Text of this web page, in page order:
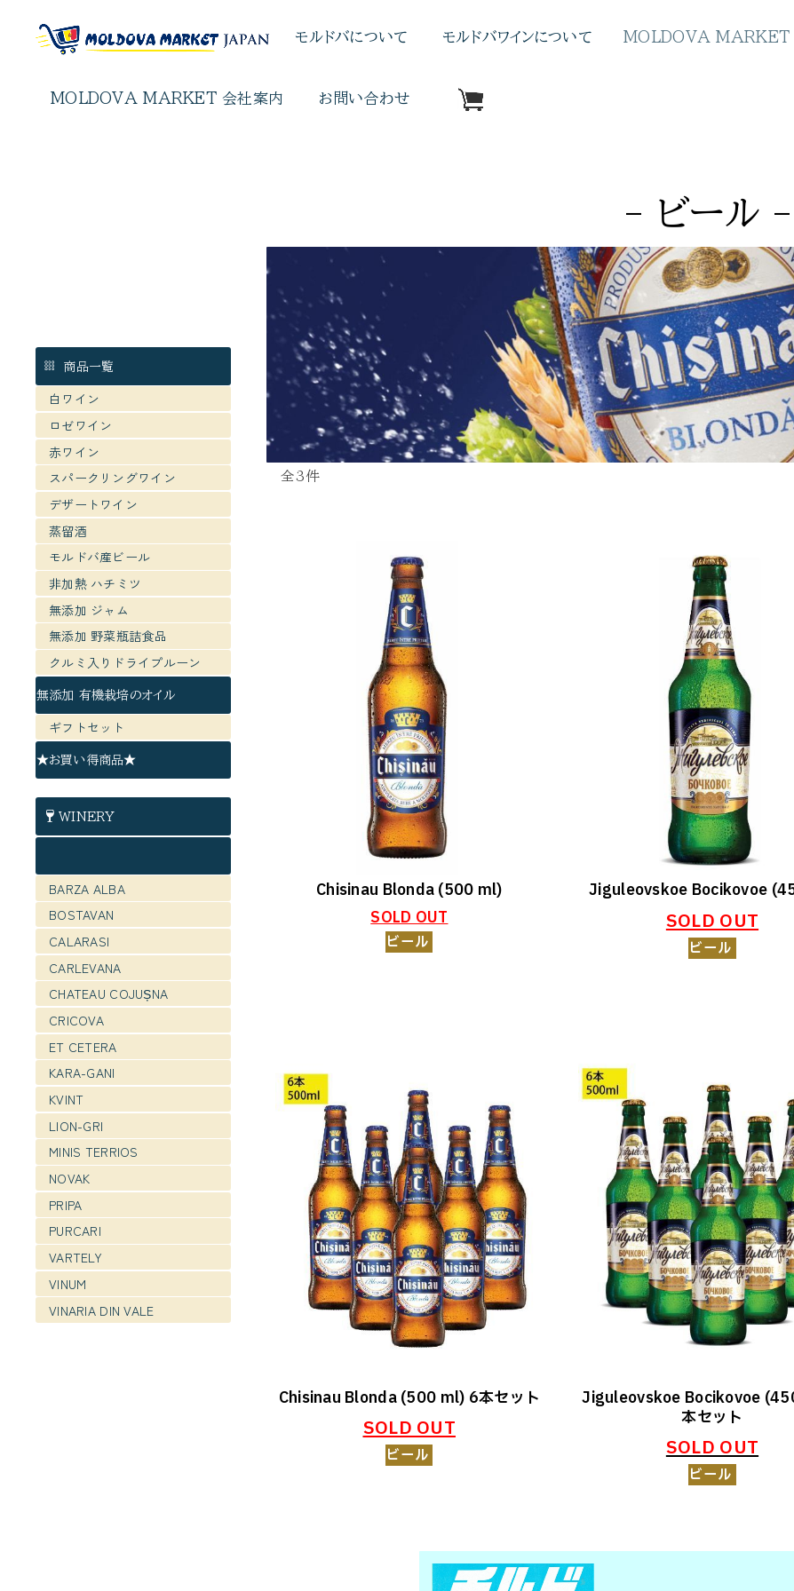
モルドバについて モルドバワインについて MOLDOVA MARKET
MOLDOVA MARKET 会社案内 お問い合わせ
- ビール -
全3件
Chisinau Blonda (500 ml)
SOLD OUT
ビール
Jiguleovskoe Bocikovoe
SOLD OUT
ビール
Chisinau Blonda (500 ml) 6本セット
SOLD OUT
ビール
Jiguleovskoe Bocikovoe
本セット
SOLD OUT
ビール
商品一覧
白ワイン
ロゼワイン
赤ワイン
スパークリングワイン
デザートワイン
蒸留酒
モルドバ産ビール
非加熱 ハチミツ
無添加 ジャム
無添加 野菜瓶詰食品
クルミ入りドライプルーン
無添加 有機栽培のオイル
ギフトセット
★お買い得商品★
WINERY
BARZA ALBA
BOSTAVAN
CALARASI
CARLEVANA
CHATEAU COJUȘNA
CRICOVA
ET CETERA
KARA-GANI
KVINT
LION-GRI
MINIS TERRIOS
NOVAK
PRIPA
PURCARI
VARTELY
VINUM
VINARIA DIN VALE